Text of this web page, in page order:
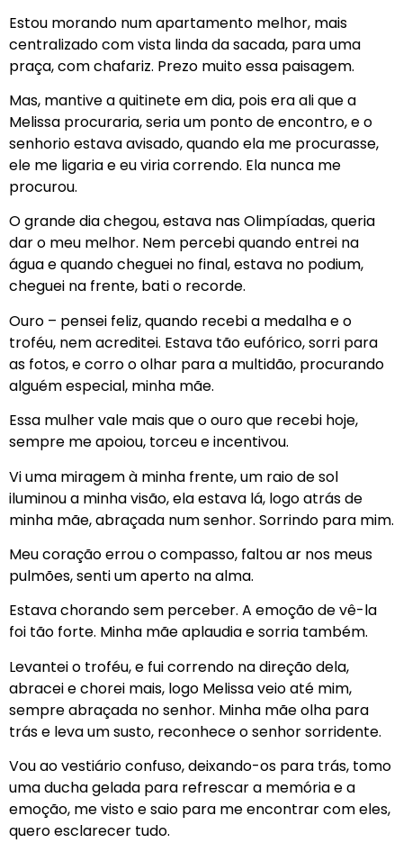
Estou morando num apartamento melhor, mais
centralizado com vista linda da sacada, para uma
praça, com chafariz. Prezo muito essa paisagem.
Mas, mantive a quitinete em dia, pois era ali que a
Melissa procuraria, seria um ponto de encontro, e o
senhorio estava avisado, quando ela me procurasse,
ele me ligaria e eu viria correndo. Ela nunca me
procurou.
O grande dia chegou, estava nas Olimpíadas, queria
dar o meu melhor. Nem percebi quando entrei na
água e quando cheguei no final, estava no podium,
cheguei na frente, bati o recorde.
Ouro – pensei feliz, quando recebi a medalha e o
troféu, nem acreditei. Estava tão eufórico, sorri para
as fotos, e corro o olhar para a multidão, procurando
alguém especial, minha mãe.
Essa mulher vale mais que o ouro que recebi hoje,
sempre me apoiou, torceu e incentivou.
Vi uma miragem à minha frente, um raio de sol
iluminou a minha visão, ela estava lá, logo atrás de
minha mãe, abraçada num senhor. Sorrindo para mim.
Meu coração errou o compasso, faltou ar nos meus
pulmões, senti um aperto na alma.
Estava chorando sem perceber. A emoção de vê-la
foi tão forte. Minha mãe aplaudia e sorria também.
Levantei o troféu, e fui correndo na direção dela,
abracei e chorei mais, logo Melissa veio até mim,
sempre abraçada no senhor. Minha mãe olha para
trás e leva um susto, reconhece o senhor sorridente.
Vou ao vestiário confuso, deixando-os para trás, tomo
uma ducha gelada para refrescar a memória e a
emoção, me visto e saio para me encontrar com eles,
quero esclarecer tudo.